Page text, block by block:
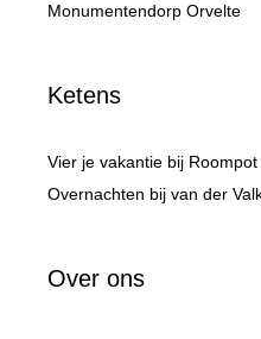
Monumentendorp Orvelte
Ketens
Vier je vakantie bij Roompot
Overnachten bij van der
Over ons